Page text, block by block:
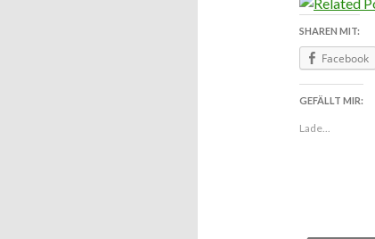
SHAREN MIT:
Facebook
GEFÄLLT MIR:
Lade...